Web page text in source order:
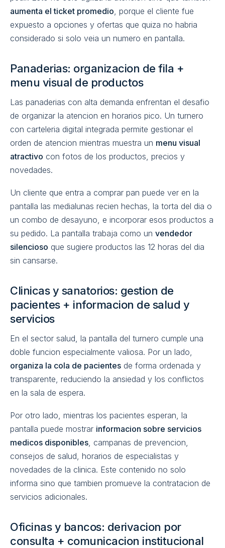
aumenta el ticket promedio, porque el cliente fue
expuesto a opciones y ofertas que quiza no habria
considerado si solo veia un numero en pantalla.
Panaderias: organizacion de fila +
menu visual de productos
Las panaderias con alta demanda enfrentan el desafio
de organizar la atencion en horarios pico. Un turnero
con carteleria digital integrada permite gestionar el
orden de atencion mientras muestra un menu visual
atractivo con fotos de los productos, precios y
novedades.
Un cliente que entra a comprar pan puede ver en la
pantalla las medialunas recien hechas, la torta del dia o
un combo de desayuno, e incorporar esos productos a
su pedido. La pantalla trabaja como un vendedor
silencioso que sugiere productos las 12 horas del dia
sin cansarse.
Clinicas y sanatorios: gestion de
pacientes + informacion de salud y
servicios
En el sector salud, la pantalla del turnero cumple una
doble funcion especialmente valiosa. Por un lado,
organiza la cola de pacientes de forma ordenada y
transparente, reduciendo la ansiedad y los conflictos
en la sala de espera.
Por otro lado, mientras los pacientes esperan, la
pantalla puede mostrar informacion sobre servicios
medicos disponibles, campanas de prevencion,
consejos de salud, horarios de especialistas y
novedades de la clinica. Este contenido no solo
informa sino que tambien promueve la contratacion de
servicios adicionales.
Oficinas y bancos: derivacion por
consulta + comunicacion institucional